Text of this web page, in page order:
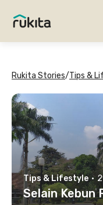
Rukita Stories/Tips &
Tips & Lifestyle ·
Selain Kebun